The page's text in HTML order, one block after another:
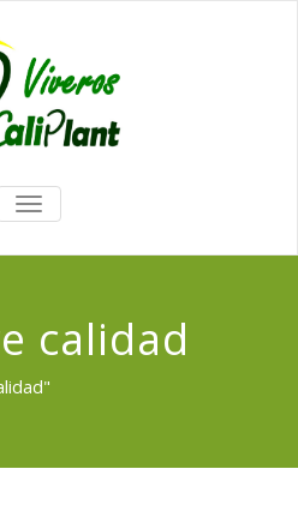
TOGGLE
NAVIGATION
calidad